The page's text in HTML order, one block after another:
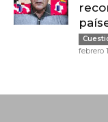
febrero